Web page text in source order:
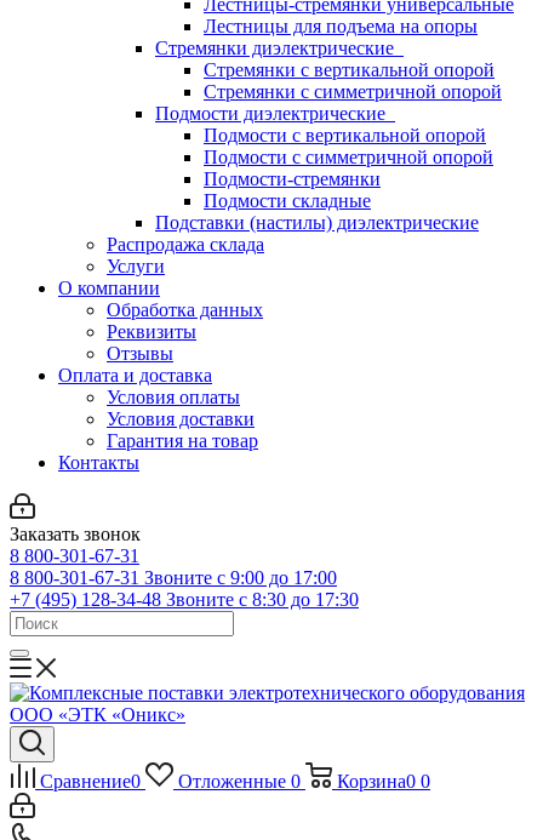
Лестницы-стремянки универсальные
Лестницы для подъема на опоры
Стремянки диэлектрические
Стремянки с вертикальной опорой
Стремянки с симметричной опорой
Подмости диэлектрические
Подмости с вертикальной опорой
Подмости с симметричной опорой
Подмости-стремянки
Подмости складные
Подставки (настилы) диэлектрические
Распродажа склада
Услуги
О компании
Обработка данных
Реквизиты
Отзывы
Оплата и доставка
Условия оплаты
Условия доставки
Гарантия на товар
Контакты
Заказать звонок
8 800-301-67-31
8 800-301-67-31 Звоните с 9:00 до 17:00
+7 (495) 128-34-48 Звоните с 8:30 до 17:30
Сравнение0 Отложенные 0 Корзина0 0